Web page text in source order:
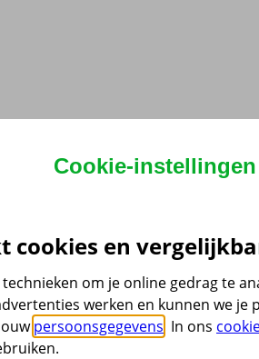
Cookie-instellingen
cookies en
om je online gedrag te
werken en kunnen we
persoonsgegevens . In ons